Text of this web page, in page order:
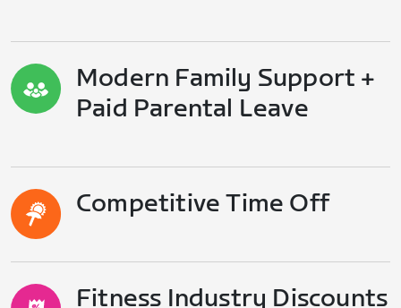
Modern Family Support +
Paid Parental Leave
Competitive Time Off
Fitness Industry Discounts